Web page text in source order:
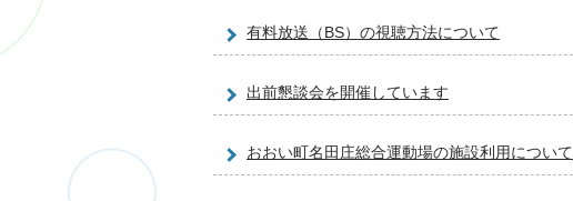
有料放送（BS）の視聴方法について
出前懇談会を開催しています
おおい町名田庄総合運動場の施設利用について